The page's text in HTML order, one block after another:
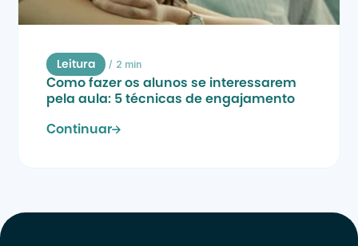
Leitura / 2 min
Como fazer os alunos se interessarem
pela aula: 5 técnicas de engajamento
Continuar